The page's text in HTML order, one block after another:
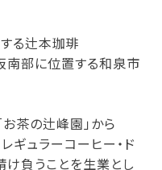
る辻本珈琲
南部に位置する和泉市
茶の辻峰園」から
ギュラーコーヒー・ド
け負うことを生業とし